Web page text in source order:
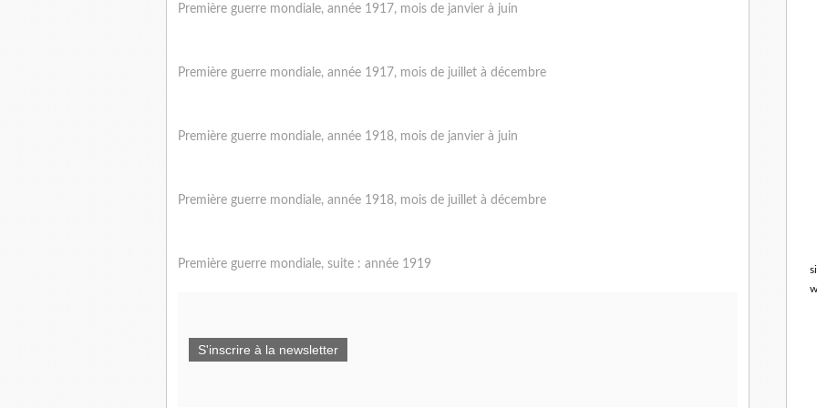
Première guerre mondiale, année 1917, mois de janvier à juin
Première guerre mondiale, année 1917, mois de juillet à décembre
Première guerre mondiale, année 1918, mois de janvier à juin
Première guerre mondiale, année 1918, mois de juillet à décembre
Première guerre mondiale, suite : année 1919
S'inscrire à la newsletter